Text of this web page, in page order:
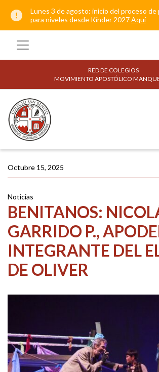
Lunes 3 de agosto: inicio del proceso
para niveles desde Kínder 2027Aquí
RED DE COLEGIOS
MOVIMIENTO APOSTÓLICO
Octubre 15, 2025
Noticias
BENITANOS:
GARRIDO P.,
INTEGRANTE DEL
DE OLIVER